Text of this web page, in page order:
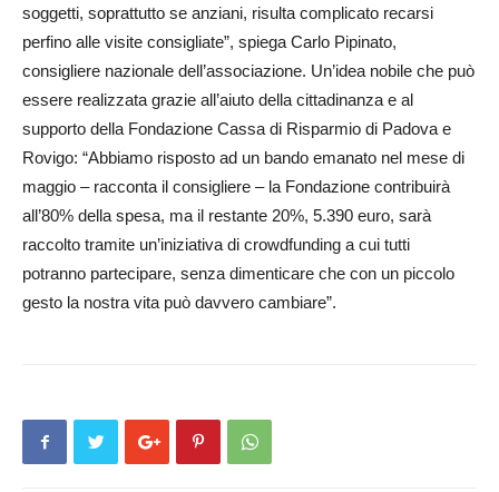
soggetti, soprattutto se anziani, risulta complicato recarsi
perfino alle visite consigliate”, spiega Carlo Pipinato,
consigliere nazionale dell’associazione. Un’idea nobile che può
essere realizzata grazie all’aiuto della cittadinanza e al
supporto della Fondazione Cassa di Risparmio di Padova e
Rovigo: “Abbiamo risposto ad un bando emanato nel mese di
maggio – racconta il consigliere – la Fondazione contribuirà
all’­80% della spesa, ma il restante 20%, 5.390 euro, sarà
raccolto tramite un’iniziativa di crowdfunding a cui tutti
potranno partecipare, senza dimenticare che con un piccolo
gesto la nostra vita può davvero cambiare”.